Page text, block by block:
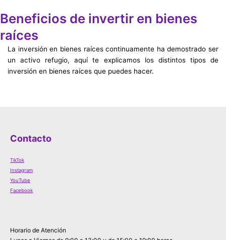
Beneficios de invertir en bienes
raíces
La inversión en bienes raíces continuamente ha demostrado ser
un activo refugio, aquí te explicamos los distintos tipos de
inversión en bienes raíces que puedes hacer.
Contacto
TikTok
Instagram
YouTube
Facebook
Horario de Atención